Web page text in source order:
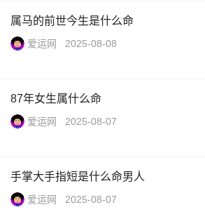
属马的前世今生是什么命
爱运网 2025-08-08
87年女生属什么命
爱运网 2025-08-07
手掌大手指短是什么命男人
爱运网 2025-08-07